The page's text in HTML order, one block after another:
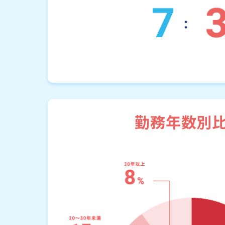
勤務年数別